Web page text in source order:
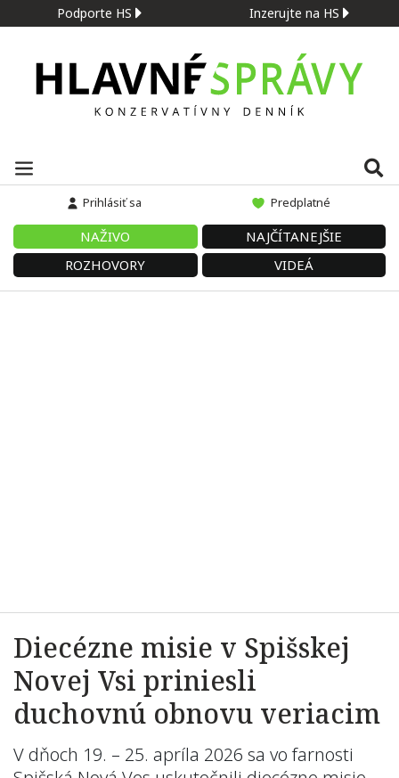
Podporte HS Inzerujte na HS
Prihlásiť sa Predplatné
NAŽIVO
NAJČÍTANEJŠIE
ROZHOVORY
VIDEÁ
Diecézne misie v Spišskej
Novej Vsi priniesli
duchovnú obnovu veriacim
V dňoch 19. – 25. apríla 2026 sa vo farnosti